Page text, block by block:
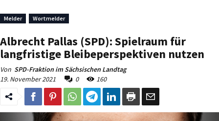
Melder Wortmelder
Albrecht Pallas (SPD): Spielraum für
langfristige Bleibeperspektiven nutzen
Von SPD-Fraktion im Sächsischen Landtag
19. November 2021
0 160